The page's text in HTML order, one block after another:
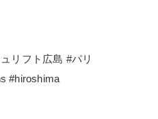
リフト広島 #パリ
#hiroshima